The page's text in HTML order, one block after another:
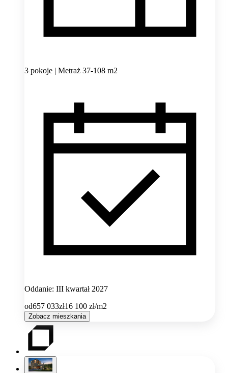
3 pokoje | Metraż 37-108 m2
Oddanie: III kwartał 2027
od657 033zł16 100 zł/m2
Zobacz mieszkania